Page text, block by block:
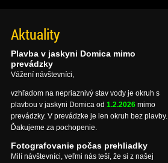
Aktuality
Plavba v jaskyni Domica mimo
prevádzky
Vážení návštevníci,
vzhľadom na nepriaznivý stav vody je okruh s
plavbou v jaskyni Domica od 1.2.2026 mimo
prevádzky. V prevádzke je len okruh bez plavby.
Ďakujeme za pochopenie.
Fotografovanie počas prehliadky
Milí návštevníci, veľmi nás teší, že si z našej